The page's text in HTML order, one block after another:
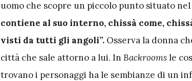
uomo che scopre un piccolo punto situato
contiene al suo interno, chissà come,
visti da tutti gli angoli”. Osserva la donna
città che sale attorno a lui. In Backroomsle
trovano i personaggi ha le sembianze di un